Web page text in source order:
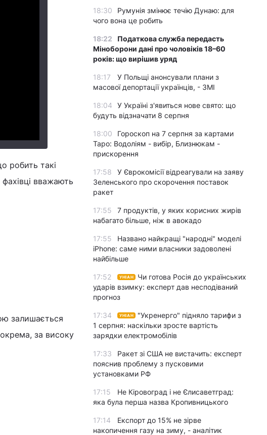
робить такі
вважають
залишається
за високу
18:30
Румунія змінює течію Дунаю: для
чого вона це робить
18:22
Податкова служба передасть
Міноборони дані про чоловіків 18–60
років: що вирішив уряд
18:17
У Польщі анонсували плани з
масової депортації українців, - ЗМІ
18:04
У Україні з'явиться нове свято: що
будуть відзначати 8 серпня
18:00
Гороскоп на 7 серпня за картами
Таро: Водоліям - вибір, Близнюкам -
прискорення
17:58
У Єврокомісії відреагували на заяву
Зеленського про скорочення поставок
ракет
17:55
7 продуктів, у яких корисних жирів
набагато більше, ніж в авокадо
17:55
Названо найкращі "народні" моделі
iPhone: саме ними власники задоволені
найбільше
17:52 УНІАН
Чи готова Росія до українських
ударів взимку: експерт дав несподіваний
прогноз
17:34 УНІАН
"Укренерго" підняло тарифи з
1 серпня: наскільки зросте вартість
зарядки електромобілів
17:33
Ракет зі США не вистачить: експерт
пояснив проблему з пусковими
установками РФ
17:15
Не Кіровоград і не Єлисаветград:
яка була перша назва Кропивницького
17:14
Експорт до 15% не зірве
накопичення газу на зиму, - аналітик